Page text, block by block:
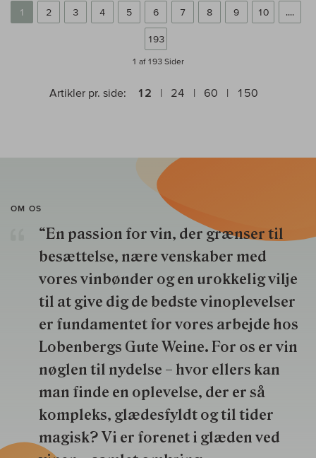
1 2 3 4 5 6 7 8 9 10 ....
193
1 af 193 Sider
Artikler pr. side: 12 24 60 150
OM OS
“En passion for vin, der grænser til
besættelse, nære venskaber med
vores vinbønder og en urokkelig vilje
til at give dig de bedste vinoplevelser
er fundamentet for vores arbejde hos
Lobenbergs Gute Weine. For os er vin
nøglen til nydelse – hvor ellers kan
man finde en oplevelse, der er så
kompleks, glædesfyldt og til tider
magisk? Vi er forenet i glæden ved